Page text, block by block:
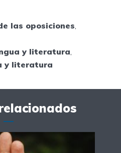
las oposiciones,
y literatura,
y literatura